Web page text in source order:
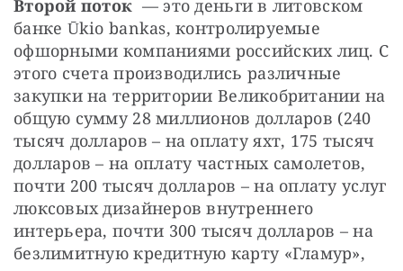
Второй поток — это деньги в литовском
банке Ūkio bankas, контролируемые
офшорными компаниями российских лиц. С
этого счета производились различные
закупки на территории Великобритании на
общую сумму 28 миллионов долларов (240
тысяч долларов – на оплату яхт, 175 тысяч
долларов – на оплату частных самолетов,
почти 200 тысяч долларов – на оплату услуг
люксовых дизайнеров внутреннего
интерьера, почти 300 тысяч долларов – на
безлимитную кредитную карту «Гламур»,